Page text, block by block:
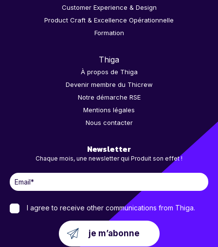
Customer Experience & Design
Product Craft & Excellence Opérationnelle
Formation
Thiga
À propos de Thiga
Devenir membre du Thicrew
Notre démarche RSE
Mentions légales
Nous contacter
Newsletter
Chaque mois, une newsletter qui Produit son effet !
I agree to receive other communications from Thiga.